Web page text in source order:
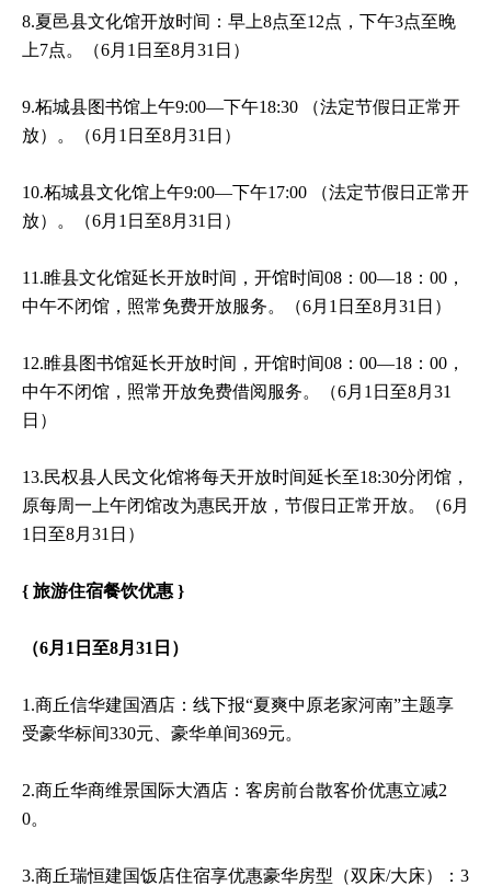
8.夏邑县文化馆开放时间：早上8点至12点，下午3点至晚
上7点。（6月1日至8月31日）
9.柘城县图书馆上午9:00—下午18:30 （法定节假日正常开
放）。（6月1日至8月31日）
10.柘城县文化馆上午9:00—下午17:00 （法定节假日正常开
放）。（6月1日至8月31日）
11.睢县文化馆延长开放时间，开馆时间08：00—18：00，
中午不闭馆，照常免费开放服务。（6月1日至8月31日）
12.睢县图书馆延长开放时间，开馆时间08：00—18：00，
中午不闭馆，照常开放免费借阅服务。（6月1日至8月31
日）
13.民权县人民文化馆将每天开放时间延长至18:30分闭馆，
原每周一上午闭馆改为惠民开放，节假日正常开放。（6月
1日至8月31日）
{ 旅游住宿餐饮优惠 }
（6月1日至8月31日）
1.商丘信华建国酒店：线下报“夏爽中原老家河南”主题享
受豪华标间330元、豪华单间369元。
2.商丘华商维景国际大酒店：客房前台散客价优惠立减2
0。
3.商丘瑞恒建国饭店住宿享优惠豪华房型（双床/大床）：3